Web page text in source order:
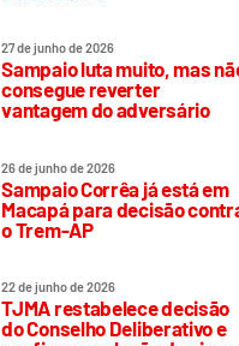
27 de junho de 2026
Sampaio luta muito, mas
consegue reverter
vantagem do adversário
26 de junho de 2026
Sampaio Corrêa já está em
Macapá para decisão
o Trem-AP
22 de junho de 2026
TJMA restabelece decisão
do Conselho Deliberativo e